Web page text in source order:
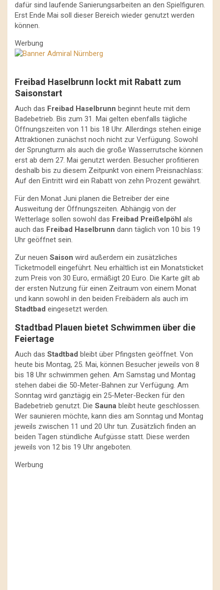
dafür sind laufende Sanierungsarbeiten an den Spielfiguren.
Erst Ende Mai soll dieser Bereich wieder genutzt werden
können.
Werbung
Freibad Haselbrunn lockt mit Rabatt zum
Saisonstart
Auch das Freibad Haselbrunn beginnt heute mit dem
Badebetrieb. Bis zum 31. Mai gelten ebenfalls tägliche
Öffnungszeiten von 11 bis 18 Uhr. Allerdings stehen einige
Attraktionen zunächst noch nicht zur Verfügung. Sowohl
der Sprungturm als auch die große Wasserrutsche können
erst ab dem 27. Mai genutzt werden. Besucher profitieren
deshalb bis zu diesem Zeitpunkt von einem Preisnachlass:
Auf den Eintritt wird ein Rabatt von zehn Prozent gewährt.
Für den Monat Juni planen die Betreiber der eine
Ausweitung der Öffnungszeiten. Abhängig von der
Wetterlage sollen sowohl das Freibad Preißelpöhl als
auch das Freibad Haselbrunn dann täglich von 10 bis 19
Uhr geöffnet sein.
Zur neuen Saison wird außerdem ein zusätzliches
Ticketmodell eingeführt. Neu erhältlich ist ein Monatsticket
zum Preis von 30 Euro, ermäßigt 20 Euro. Die Karte gilt ab
der ersten Nutzung für einen Zeitraum von einem Monat
und kann sowohl in den beiden Freibädern als auch im
Stadtbad eingesetzt werden.
Stadtbad Plauen bietet Schwimmen über die
Feiertage
Auch das Stadtbad bleibt über Pfingsten geöffnet. Von
heute bis Montag, 25. Mai, können Besucher jeweils von 8
bis 18 Uhr schwimmen gehen. Am Samstag und Montag
stehen dabei die 50-Meter-Bahnen zur Verfügung. Am
Sonntag wird ganztägig ein 25-Meter-Becken für den
Badebetrieb genutzt. Die Sauna bleibt heute geschlossen.
Wer saunieren möchte, kann dies am Sonntag und Montag
jeweils zwischen 11 und 20 Uhr tun. Zusätzlich finden an
beiden Tagen stündliche Aufgüsse statt. Diese werden
jeweils von 12 bis 19 Uhr angeboten.
Werbung